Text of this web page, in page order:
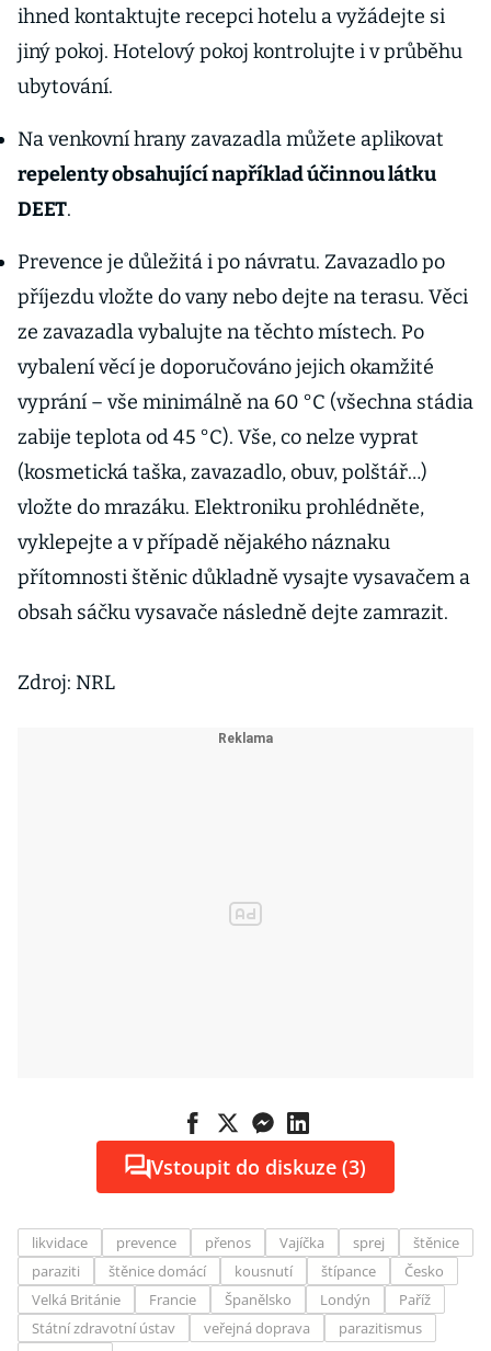
ihned kontaktujte recepci hotelu a vyžádejte si
jiný pokoj. Hotelový pokoj kontrolujte i v průběhu
ubytování.
Na venkovní hrany zavazadla můžete aplikovat
repelenty obsahující například účinnou látku
DEET.
Prevence je důležitá i po návratu. Zavazadlo po
příjezdu vložte do vany nebo dejte na terasu. Věci
ze zavazadla vybalujte na těchto místech. Po
vybalení věcí je doporučováno jejich okamžité
vyprání – vše minimálně na 60 °C (všechna stádia
zabije teplota od 45 °C). Vše, co nelze vyprat
(kosmetická taška, zavazadlo, obuv, polštář…)
vložte do mrazáku. Elektroniku prohlédněte,
vyklepejte a v případě nějakého náznaku
přítomnosti štěnic důkladně vysajte vysavačem a
obsah sáčku vysavače následně dejte zamrazit.
Zdroj: NRL
Vstoupit do diskuze (3)
likvidace prevence přenos Vajíčka sprej
štěnice
paraziti
štěnice domácí kousnutí štípance
Česko
Velká Británie
Francie Španělsko Londýn
Paříž
Státní zdravotní ústav
veřejná doprava
parazitismus